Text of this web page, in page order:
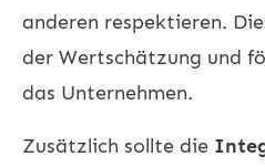
anderen respektieren.
der Wertschätzung und
das Unternehmen.
Zusätzlich sollte die